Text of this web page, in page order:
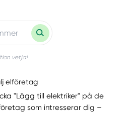
vetja!
elföretag
"Lägg till elektriker" på de
som intresserar dig –